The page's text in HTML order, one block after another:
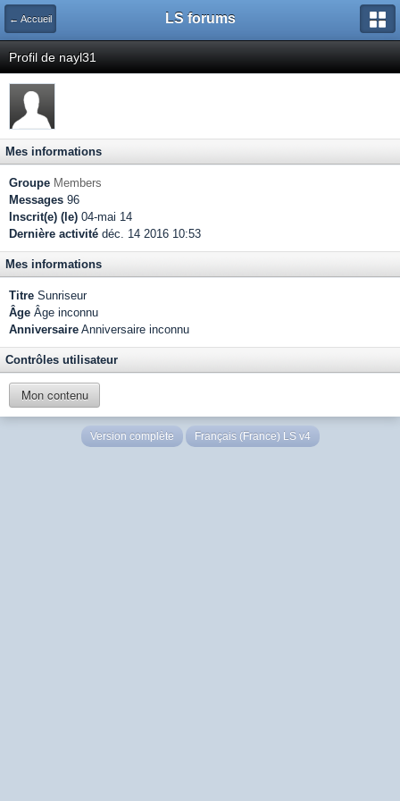
← Accueil LS forums
Profil de nayl31
Mes informations
Groupe Members
Messages 96
Inscrit(e) (le) 04-mai 14
Dernière activité déc. 14 2016 10:53
Mes informations
Titre Sunriseur
Âge Âge inconnu
Anniversaire Anniversaire inconnu
Contrôles utilisateur
Mon contenu
Version complète Français (France) LS v4